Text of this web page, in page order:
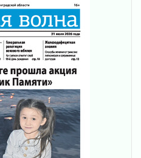
область на
в Москве
для
в Выборге
вывели из леса в
вылупились во
Ленобласти